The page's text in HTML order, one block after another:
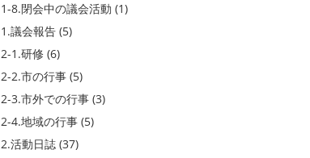
1-8.閉会中の議会活動 (1)
1.議会報告 (5)
2-1.研修 (6)
2-2.市の行事 (5)
2-3.市外での行事 (3)
2-4.地域の行事 (5)
2.活動日誌 (37)